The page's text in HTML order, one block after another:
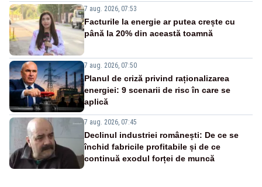
7 aug. 2026, 07:53
Facturile la energie ar putea crește cu
până la 20% din această toamnă
7 aug. 2026, 07:50
Planul de criză privind raționalizarea
energiei: 9 scenarii de risc în care se
aplică
7 aug. 2026, 07:45
Declinul industriei românești: De ce se
închid fabricile profitabile și de ce
continuă exodul forței de muncă